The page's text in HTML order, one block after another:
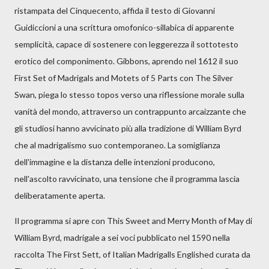
ristampata del Cinquecento, affida il testo di Giovanni
Guidiccioni a una scrittura omofonico-sillabica di apparente
semplicità, capace di sostenere con leggerezza il sottotesto
erotico del componimento. Gibbons, aprendo nel 1612 il suo
First Set of Madrigals and Motets of 5 Parts con The Silver
Swan, piega lo stesso topos verso una riflessione morale sulla
vanità del mondo, attraverso un contrappunto arcaizzante che
gli studiosi hanno avvicinato più alla tradizione di William Byrd
che al madrigalismo suo contemporaneo. La somiglianza
dell'immagine e la distanza delle intenzioni producono,
nell'ascolto ravvicinato, una tensione che il programma lascia
deliberatamente aperta.
Il programma si apre con This Sweet and Merry Month of May di
William Byrd, madrigale a sei voci pubblicato nel 1590 nella
raccolta The First Sett, of Italian Madrigalls Englished curata da